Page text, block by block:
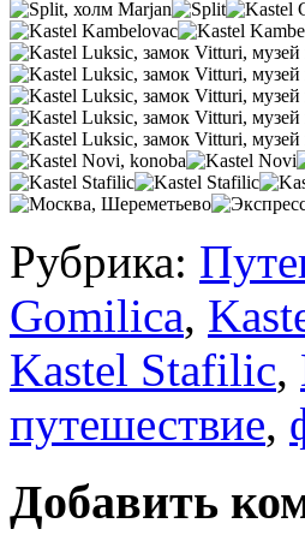
Рубрика:
Gomilica,
Kastel Stafilic,
путешествие,
Добавить